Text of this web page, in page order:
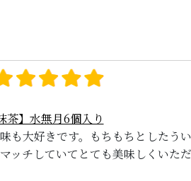
茶】水無月6個入り
も大好きです。もちもちとしたう
ッチしていてとても美味しくいた